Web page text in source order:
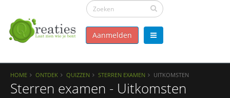
Aanmelden
HOME ONTDEK QUIZZEN STERREN EXAMEN UITKOMSTEN
Sterren examen - Uitkomsten